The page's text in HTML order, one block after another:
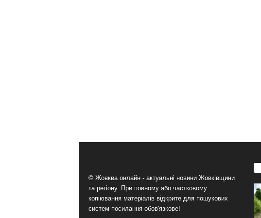
© Жовква онлайн - актуальні новини Жовківщини
та регіону. При повному або частковому
копіювання матеріалів відкрите для пошукових
систем посилання обов'язкове!